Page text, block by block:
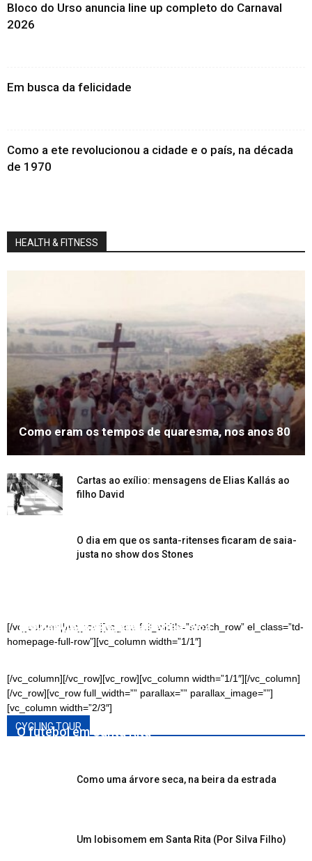
Bloco do Urso anuncia line up completo do Carnaval
2026
Em busca da felicidade
Como a ete revolucionou a cidade e o país, na década
de 1970
HEALTH & FITNESS
Como eram os tempos de quaresma, nos anos 80
Cartas ao exílio: mensagens de Elias Kallás ao
filho David
O dia em que os santa-ritenses ficaram de saia-
justa no show dos Stones
[/vc_column][/vc_row][vc_row full_width=”stretch_row” el_class=”td-
homepage-full-row”][vc_column width=”1/1″]
Bloco Mimosas Cravinas
bênção de morte a santa-ritense
primeiro ano da gestão 2025–2028
[/vc_column][/vc_row][vc_row][vc_column width=”1/1″][/vc_column]
[/vc_row][vc_row full_width=”” parallax=”” parallax_image=””]
[vc_column width=”2/3″]
CYCLING TOUR
O futebol em Santa Rita
Como uma árvore seca, na beira da estrada
Um lobisomem em Santa Rita (Por Silva Filho)